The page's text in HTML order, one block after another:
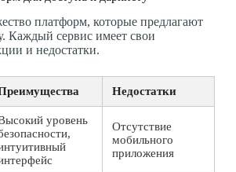
платформ, которые предлагают
Каждый сервис имеет свои
и недостатки.
Недостатки
уровень
Отсутствие
мобильного
приложения